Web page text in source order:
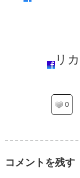
リ
0
コメントを残す